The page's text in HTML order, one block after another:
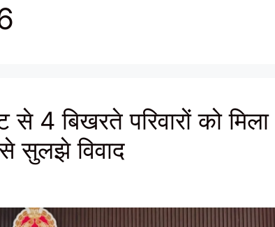
4 बिखरते परिवारों को मिला
सुलझे विवाद